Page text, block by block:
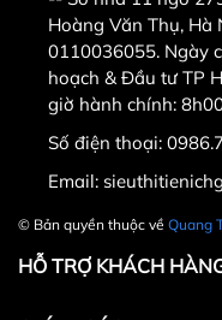
Quang
ngõ 279
Hoàng
Mai,Hà Nội
tìm trên
TNHH thể
- Điện thoại
Hoàng Văn Thụ,
0110036055. Ngày
hoạch & Đầu tư TP
giờ hành chính:
Số điện thoại:
Email:
© Bản quyền thuộc về Quang
HỖ TRỢ KHÁCH